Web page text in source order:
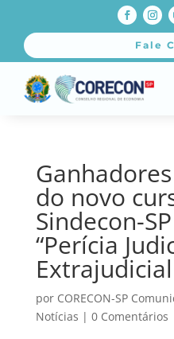
Fale
do novo
Sindecon-
“Perícia
por CORECON-SP
Notícias | 0 Comentários